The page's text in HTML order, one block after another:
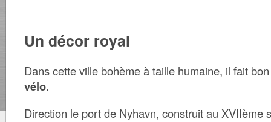
Un décor royal
Dans cette ville bohème à taille humaine, il fait
vélo.
Direction le port de Nyhavn, construit au XVIIème